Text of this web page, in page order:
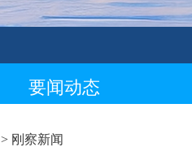
要闻动态
> 刚察新闻